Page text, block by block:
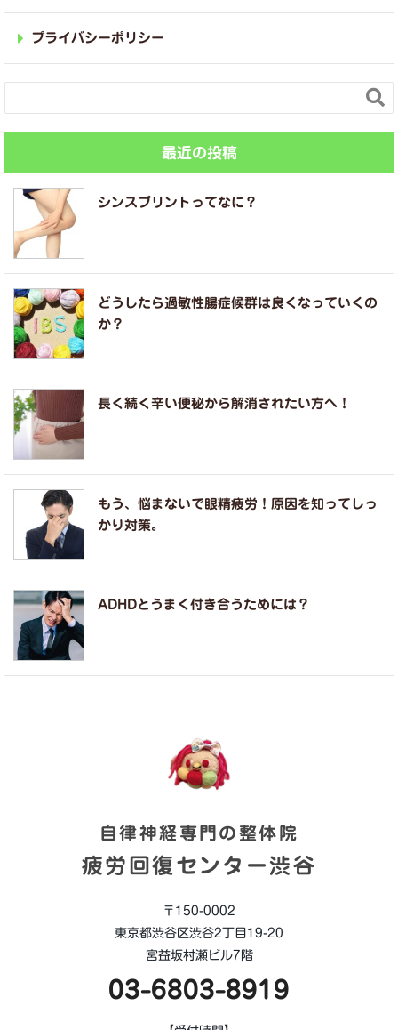
プライバシーポリシー

最近の投稿
シンスプリントってなに？
どうしたら過敏性腸症候群は良くなっていくの
か？
長く続く辛い便秘から解消されたい方へ！
もう、悩まないで眼精疲労！原因を知ってしっ
かり対策。
ADHDとうまく付き合うためには？
自律神経専門の整体院
疲労回復センター渋谷
〒150-0002
東京都渋谷区渋谷2丁目19-20
宮益坂村瀬ビル7階
03-6803-8919